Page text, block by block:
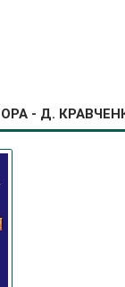
- Д.